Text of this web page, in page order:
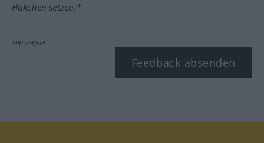
Häkchen setzen.*
*Pflichtfeld
Feedback absenden